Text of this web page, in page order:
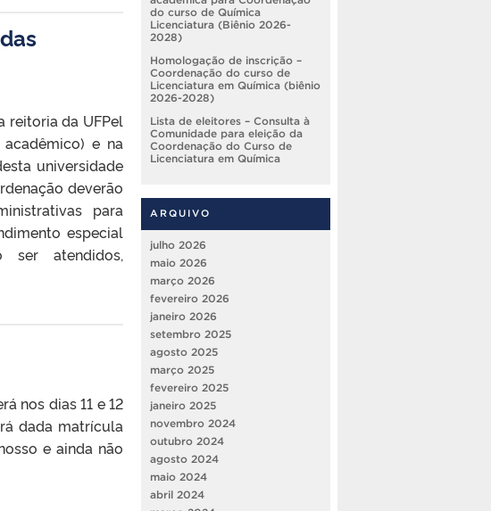
reitoria da UFPel
e na
universidade
deverão
para
especial
ser atendidos,
nos dias 11 e 12
dada matrícula
e ainda não
do curso de Química
Licenciatura (Biênio 2026-
2028)
Homologação de inscrição –
Coordenação do curso de
Licenciatura em Química (biênio
2026-2028)
Lista de eleitores – Consulta à
Comunidade para eleição da
Coordenação do Curso de
Licenciatura em Química
ARQUIVO
julho 2026
maio 2026
março 2026
fevereiro 2026
janeiro 2026
setembro 2025
agosto 2025
março 2025
fevereiro 2025
janeiro 2025
novembro 2024
outubro 2024
agosto 2024
maio 2024
abril 2024